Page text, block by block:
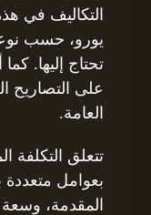
يورو، حسب
تحتاج إليها.
على التصاريح
العامة.
تتعلق التكلفة
بعوامل